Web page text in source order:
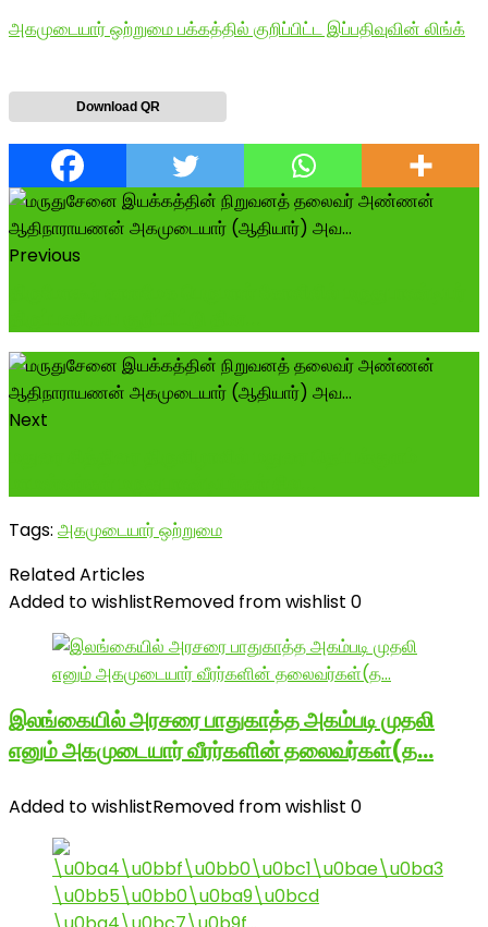
அகமுடையார் ஒற்றுமை பக்கத்தில் குறிப்பிட்ட இப்பதிவுவின் லிங்க்
Download QR
Previous
Next
Tags: அகமுடையார் ஒற்றுமை
Related Articles
Added to wishlistRemoved from wishlist 0
இலங்கையில் அரசரை பாதுகாத்த அகம்படி முதலி
எனும் அகமுடையார் வீரர்களின் தலைவர்கள்(த…
Added to wishlistRemoved from wishlist 0